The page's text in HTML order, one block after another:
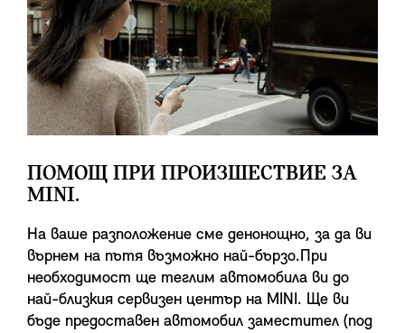
ПОМОЩ ПРИ ПРОИЗШЕСТВИЕ ЗА
MINI.
На ваше разположение сме денонощно, за да ви
върнем на пътя възможно най-бързо.При
необходимост ще теглим автомобила ви до
най-близкия сервизен център на MINI. Ще ви
бъде предоставен автомобил заместител (под